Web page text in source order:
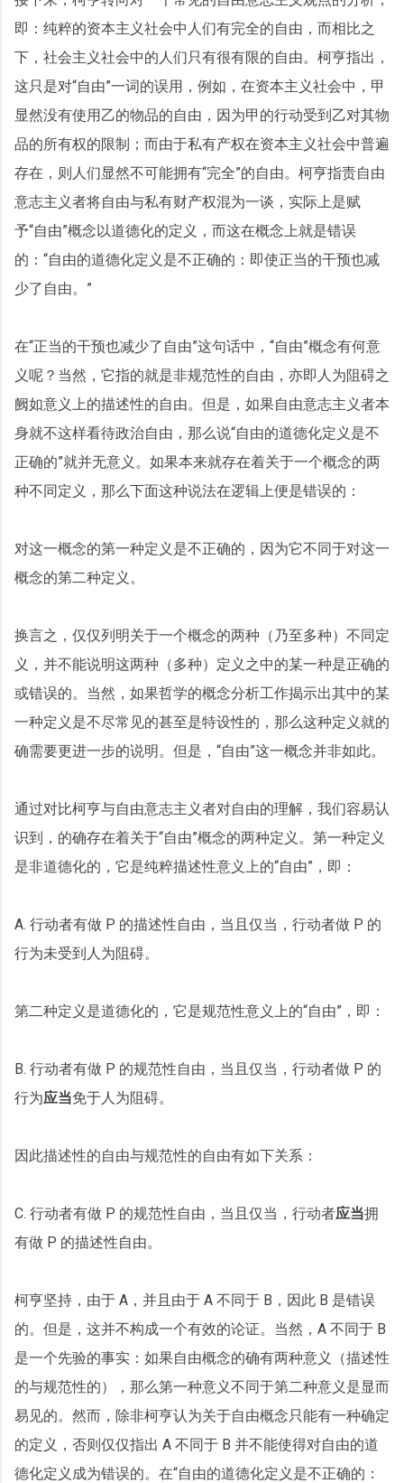
即：纯粹的资本主义社会中人们有完全的自由，而相比之
下，社会主义社会中的人们只有很有限的自由。柯亨指出，
这只是对“自由”一词的误用，例如，在资本主义社会中，甲
显然没有使用乙的物品的自由，因为甲的行动受到乙对其物
品的所有权的限制；而由于私有产权在资本主义社会中普遍
存在，则人们显然不可能拥有“完全”的自由。柯亨指责自由
意志主义者将自由与私有财产权混为一谈，实际上是赋
予“自由”概念以道德化的定义，而这在概念上就是错误
的：“自由的道德化定义是不正确的：即使正当的干预也减
少了自由。”
在“正当的干预也减少了自由”这句话中，“自由”概念有何意
义呢？当然，它指的就是非规范性的自由，亦即人为阻碍之
阙如意义上的描述性的自由。但是，如果自由意志主义者本
身就不这样看待政治自由，那么说“自由的道德化定义是不
正确的”就并无意义。如果本来就存在着关于一个概念的两
种不同定义，那么下面这种说法在逻辑上便是错误的：
对这一概念的第一种定义是不正确的，因为它不同于对这一
概念的第二种定义。
换言之，仅仅列明关于一个概念的两种（乃至多种）不同定
义，并不能说明这两种（多种）定义之中的某一种是正确的
或错误的。当然，如果哲学的概念分析工作揭示出其中的某
一种定义是不尽常见的甚至是特设性的，那么这种定义就的
确需要更进一步的说明。但是，“自由”这一概念并非如此。
通过对比柯亨与自由意志主义者对自由的理解，我们容易认
识到，的确存在着关于“自由”概念的两种定义。第一种定义
是非道德化的，它是纯粹描述性意义上的“自由”，即：
A. 行动者有做 P 的描述性自由，当且仅当，行动者做 P 的
行为未受到人为阻碍。
第二种定义是道德化的，它是规范性意义上的“自由”，即：
B. 行动者有做 P 的规范性自由，当且仅当，行动者做 P 的
行为应当免于人为阻碍。
因此描述性的自由与规范性的自由有如下关系：
C. 行动者有做 P 的规范性自由，当且仅当，行动者应当拥
有做 P 的描述性自由。
柯亨坚持，由于 A，并且由于 A 不同于 B，因此 B 是错误
的。但是，这并不构成一个有效的论证。当然，A 不同于 B
是一个先验的事实：如果自由概念的确有两种意义（描述性
的与规范性的），那么第一种意义不同于第二种意义是显而
易见的。然而，除非柯亨认为关于自由概念只能有一种确定
的定义，否则仅仅指出 A 不同于 B 并不能使得对自由的道
德化定义成为错误的。在“自由的道德化定义是不正确的：